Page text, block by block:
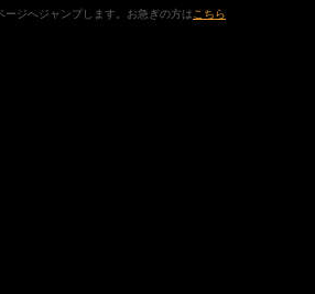
ジへジャンプします。お急ぎの方は こちら